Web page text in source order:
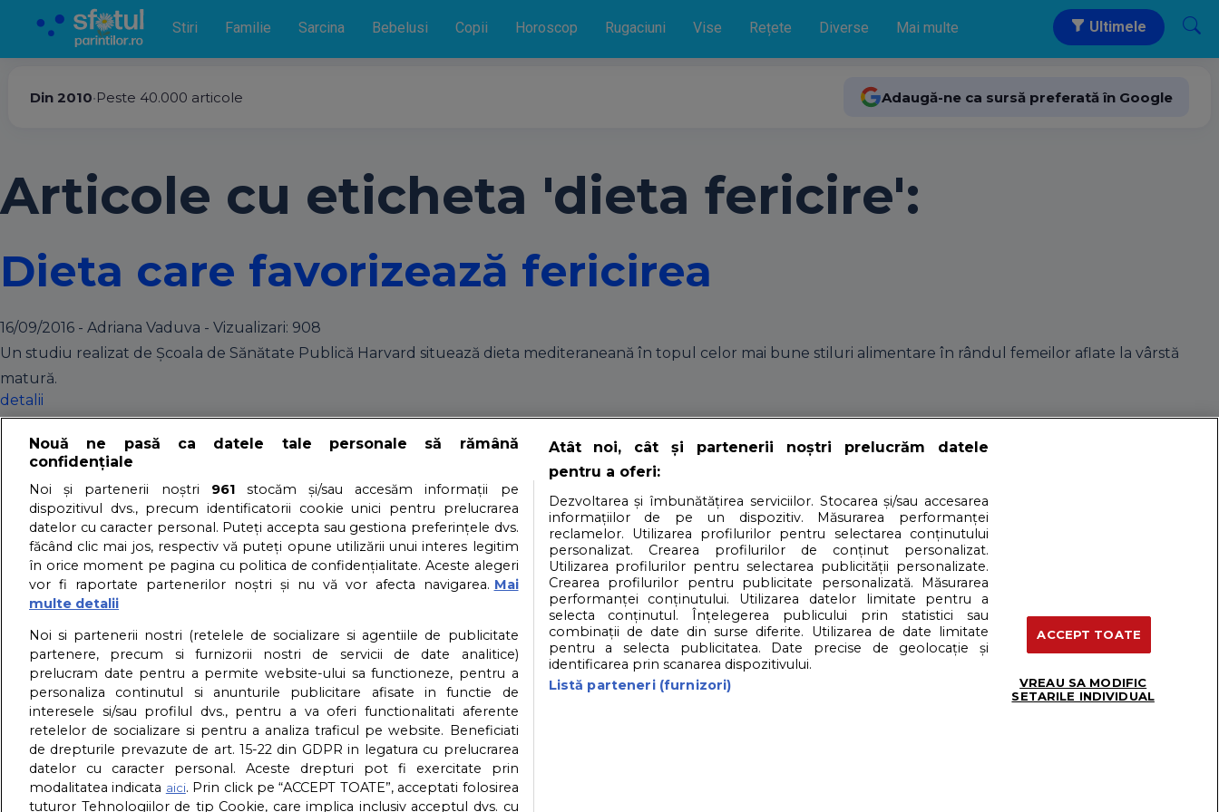
Stiri Familie Sarcina Bebelusi Copii Horoscop Rugaciuni Vise Rețete Diverse Mai multe Ultimele
Din 2010•Peste 40.000 articole Adaugă-ne ca sursă preferată în Google
Articole cu eticheta 'dieta fericire':
Dieta care favorizează fericirea
16/09/2016 - Adriana Vaduva - Vizualizari: 908
Un studiu realizat de Școala de Sănătate Publică Harvard situează dieta mediteraneană în topul celor mai bune stiluri alimentare în rândul femeilor aflate la vârstă
matură.
detalii
About us – Despre noi Contact
GDPR – Confidentialitatea datelor cu caracter personal
© 2026SfatulParintilor.ro. Designed by Live Design
Nouă ne pasă ca datele tale personale să rămână
confidențiale
Noi și partenerii noștri 961stocăm și/sau accesăm informații pe
dispozitivul dvs., precum identificatorii cookie unici pentru prelucrarea
datelor cu caracter personal. Puteți accepta sau gestiona preferințele dvs.
făcând clic mai jos, respectiv vă puteți opune utilizării unui interes legitim
în orice moment pe pagina cu politica de confidențialitate. Aceste alegeri
vor fi raportate partenerilor noștri și nu vă vor afecta navigarea. Mai
multe detalii
Noi si partenerii nostri (retelele de socializare si agentiile de publicitate
partenere, precum si furnizorii nostri de servicii de date analitice)
prelucram date pentru a permite website-ului sa functioneze, pentru a
personaliza continutul si anunturile publicitare afisate in functie de
interesele si/sau profilul dvs., pentru a va oferi functionalitati aferente
retelelor de socializare si pentru a analiza traficul pe website. Beneficiati
de drepturile prevazute de art. 15-22 din GDPR in legatura cu prelucrarea
datelor cu caracter personal. Aceste drepturi pot fi exercitate prin
modalitatea indicata aici. Prin click pe “ACCEPT TOATE”, acceptati folosirea
tuturor Tehnologiilor de tip Cookie, care implica inclusiv acceptul dvs. cu
Atât noi, cât și partenerii noștri prelucrăm datele
pentru a oferi:
Dezvoltarea și îmbunătățirea serviciilor. Stocarea și/sau accesarea
informațiilor de pe un dispozitiv. Măsurarea performanței
reclamelor. Utilizarea profilurilor pentru selectarea conținutului
personalizat. Crearea profilurilor de conținut personalizat.
Utilizarea profilurilor pentru selectarea publicității personalizate.
Crearea profilurilor pentru publicitate personalizată. Măsurarea
performanței conținutului. Utilizarea datelor limitate pentru a
selecta conținutul. Înțelegerea publicului prin statistici sau
combinații de date din surse diferite. Utilizarea de date limitate
pentru a selecta publicitatea. Date precise de geolocație și
identificarea prin scanarea dispozitivului.
Listă parteneri (furnizori)
ACCEPT TOATE
VREAU SA MODIFIC
SETARILE INDIVIDUAL